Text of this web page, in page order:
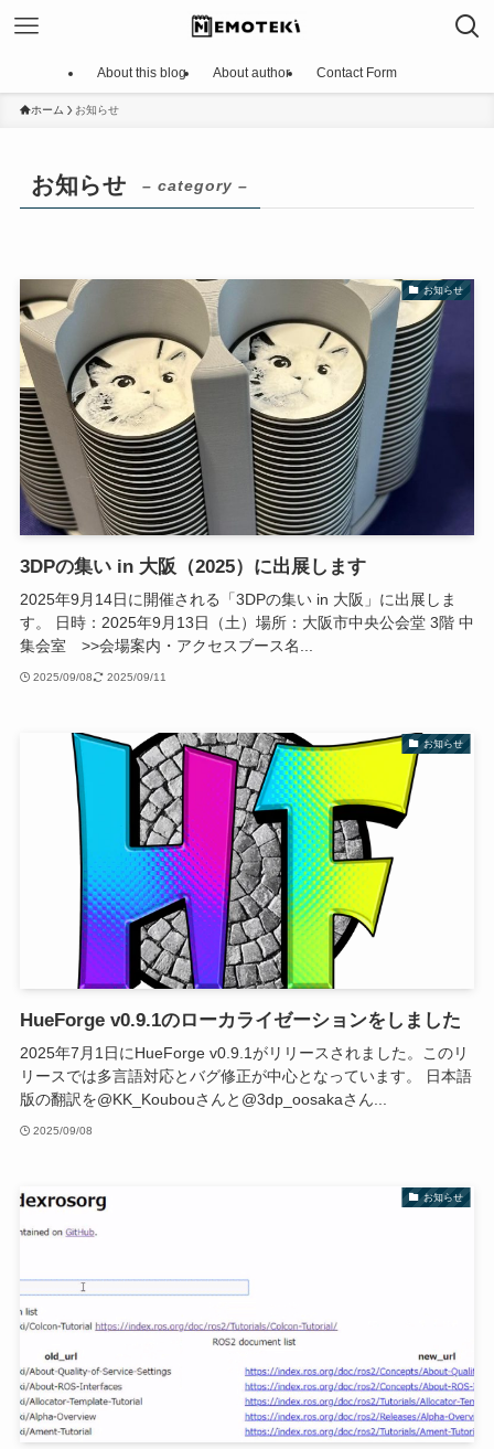
About this blog About author Contact Form
ホーム お知らせ
お知らせ – category –
お知らせ
3DPの集い in 大阪（2025）に出展します
2025年9月14日に開催される「3DPの集い in 大阪」に出展しま
す。 日時：2025年9月13日（土）場所：大阪市中央公会堂 3階 中
集会室 >>会場案内・アクセスブース名...
2025/09/08 2025/09/11
お知らせ
HueForge v0.9.1のローカライゼーションをしました
2025年7月1日にHueForge v0.9.1がリリースされました。このリ
リースでは多言語対応とバグ修正が中心となっています。 日本語
版の翻訳を@KK_Koubouさんと@3dp_oosakaさん...
2025/09/08
お知らせ